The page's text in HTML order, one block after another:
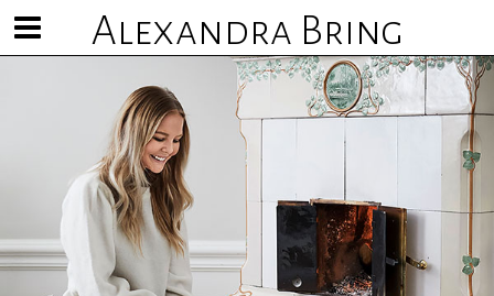
Alexandra Bring
Visa/göm
meny